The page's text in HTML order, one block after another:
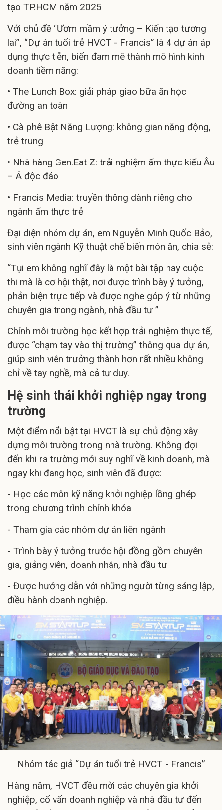
tạo TP.HCM năm 2025
Với chủ đề “Ươm mầm ý tưởng – Kiến tạo tương
lai”, “Dự án tuổi trẻ HVCT - Francis” là 4 dự án áp
dụng thực tiễn, biến đam mê thành mô hình kinh
doanh tiềm năng:
• The Lunch Box: giải pháp giao bữa ăn học
đường an toàn
• Cà phê Bật Năng Lượng: không gian năng động,
trẻ trung
• Nhà hàng Gen.Eat Z: trải nghiệm ẩm thực kiểu Âu
– Á độc đáo
• Francis Media: truyền thông dành riêng cho
ngành ẩm thực trẻ
Đại diện nhóm dự án, em Nguyễn Minh Quốc Bảo,
sinh viên ngành Kỹ thuật chế biến món ăn, chia sẻ:
“Tụi em không nghĩ đây là một bài tập hay cuộc
thi mà là cơ hội thật, nơi được trình bày ý tưởng,
phản biện trực tiếp và được nghe góp ý từ những
chuyên gia trong ngành, nhà đầu tư ”
Chính môi trường học kết hợp trải nghiệm thực tế,
được “chạm tay vào thị trường” thông qua dự án,
giúp sinh viên trưởng thành hơn rất nhiều không
chỉ về tay nghề, mà cả tư duy.
Hệ sinh thái khởi nghiệp ngay trong
trường
Một điểm nổi bật tại HVCT là sự chủ động xây
dựng môi trường trong nhà trường. Không đợi
đến khi ra trường mới suy nghĩ về kinh doanh, mà
ngay khi đang học, sinh viên đã được:
- Học các môn kỹ năng khởi nghiệp lồng ghép
trong chương trình chính khóa
- Tham gia các nhóm dự án liên ngành
- Trình bày ý tưởng trước hội đồng gồm chuyên
gia, giảng viên, doanh nhân, nhà đầu tư
- Được hướng dẫn với những người từng sáng lập,
điều hành doanh nghiệp.
Nhóm tác giả “Dự án tuổi trẻ HVCT - Francis”
Hàng năm, HVCT đều mời các chuyên gia khởi
nghiệp, cố vấn doanh nghiệp và nhà đầu tư đến